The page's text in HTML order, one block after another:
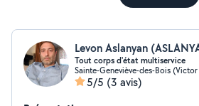
Levon Aslanyan
Tout corps d'état multiservice
Sainte-Geneviève-des-Bois
5/5 (3 avis)